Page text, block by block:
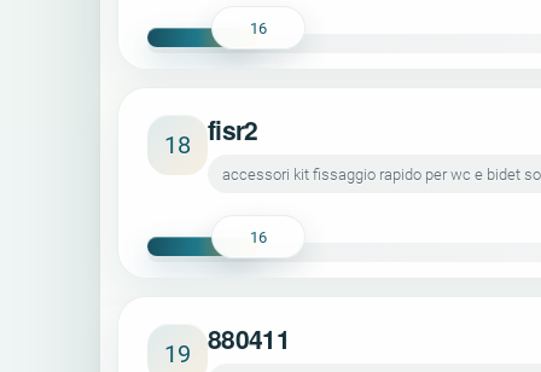
16
18 fisr2
accessori kit fissaggio rapido per wc e bidet
16
19 880411